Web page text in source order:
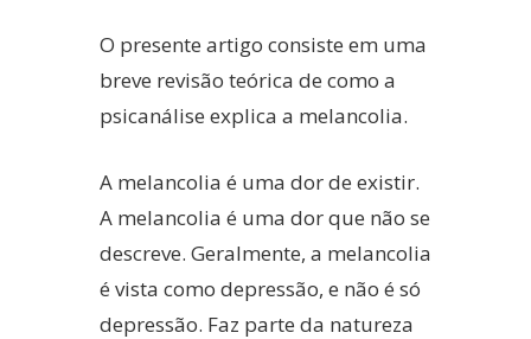
O presente artigo consiste em uma
breve revisão teórica de como a
psicanálise explica a melancolia.
A melancolia é uma dor de existir.
A melancolia é uma dor que não se
descreve. Geralmente, a melancolia
é vista como depressão, e não é só
depressão. Faz parte da natureza